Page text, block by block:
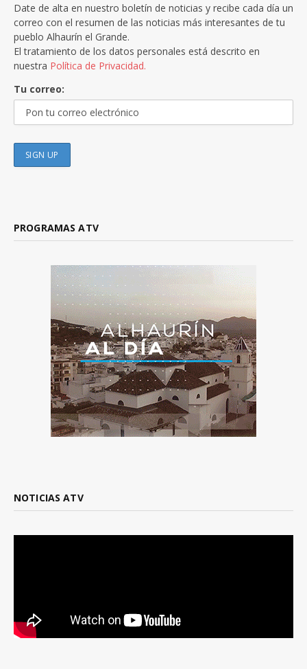
Date de alta en nuestro boletín de noticias y recibe cada día un
correo con el resumen de las noticias más interesantes de tu
pueblo Alhaurín el Grande.
El tratamiento de los datos personales está descrito en
nuestra Política de Privacidad.
Tu correo:
PROGRAMAS ATV
NOTICIAS ATV